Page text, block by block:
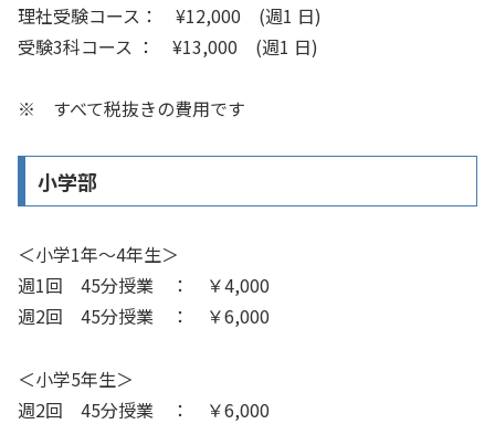
理社受験コース： ¥12,000 (週1 日)
受験3科コース ： ¥13,000 (週1 日)
※ すべて税抜きの費用です
小学部
＜小学1年～4年生＞
週1回 45分授業 ： ￥4,000
週2回 45分授業 ： ￥6,000
＜小学5年生＞
週2回 45分授業 ： ￥6,000